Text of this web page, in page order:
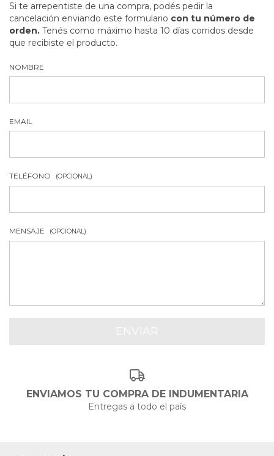
Si te arrepentiste de una compra, podés pedir la
cancelación enviando este formulario con tu número de
orden. Tenés como máximo hasta 10 días corridos desde
que recibiste el producto.
NOMBRE
EMAIL
TELÉFONO (OPCIONAL)
MENSAJE (OPCIONAL)
ENVIAMOS TU COMPRA DE INDUMENTARIA
Entregas a todo el país